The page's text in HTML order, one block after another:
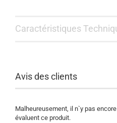
Caractéristiques
Avis des clients
Malheureusement, il n`y pas
évaluent ce produit.